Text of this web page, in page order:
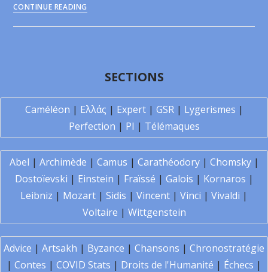
CONTINUE READING
στις
επιστήμες
SECTIONS
Caméléon | Ελλάς | Expert| GSR| Lygerismes |
Perfection | PI | Télémaques
Abel | Archimède | Camus | Carathéodory| Chomsky|
Dostoïevski | Einstein | Fraïssé | Galois | Kornaros |
Leibniz | Mozart | Sidis | Vincent | Vinci | Vivaldi |
Voltaire | Wittgenstein
Advice | Artsakh | Byzance | Chansons | Chronostratégie
| Contes | COVID Stats | Droits de l'Humanité | Échecs |